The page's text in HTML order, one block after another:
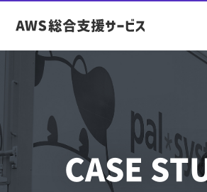
CASE